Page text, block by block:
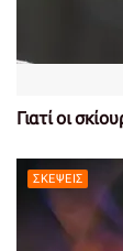
Γιατί οι
ΣΚΈΨΕΙΣ